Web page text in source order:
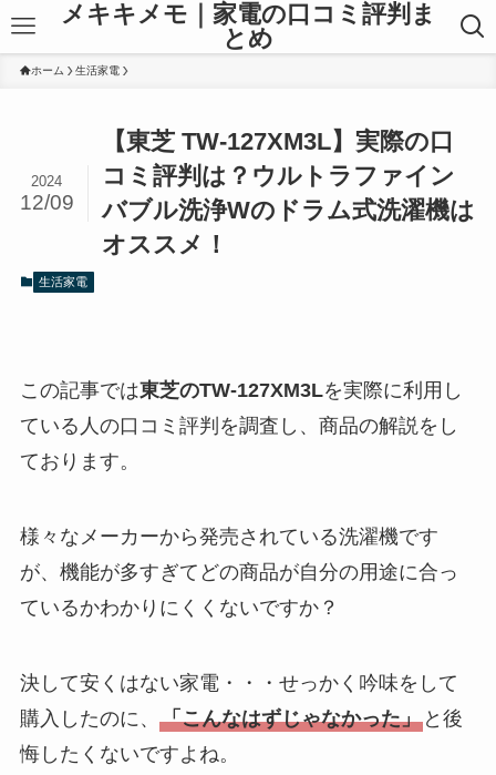
メキキメモ｜家電の口コミ評判ま
とめ
ホーム 生活家電
【東芝 TW-127XM3L】実際の口
コミ評判は？ウルトラファイン
バブル洗浄Wのドラム式洗濯機は
オススメ！
2024
12/09
生活家電
この記事では東芝のTW-127XM3Lを実際に利用し
ている人の口コミ評判を調査し、商品の解説をし
ております。
様々なメーカーから発売されている洗濯機です
が、機能が多すぎてどの商品が自分の用途に合っ
ているかわかりにくくないですか？
決して安くはない家電・・・せっかく吟味をして
購入したのに、 「こんなはずじゃなかった」と後
悔したくないですよね。